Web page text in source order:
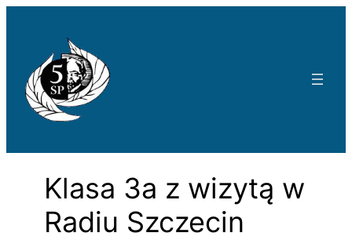
Klasa 3a z wizytą w
Radiu Szczecin